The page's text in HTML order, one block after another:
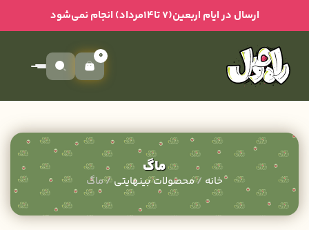
ارسال در ایام اربعین(۷ تا۱۴مرداد) انجام نمی‌شود
0
ماگ
خانه /محصولات بینهایتی/ ماگ